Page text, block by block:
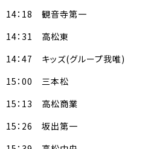
14：18 観音寺第一
14：31 高松東
14：47 キッズ(グループ我唯)
15：00 三本松
15：13 高松商業
15：26 坂出第一